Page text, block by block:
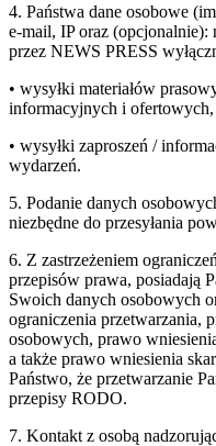
4. Państwa dane osobowe
e-mail, IP oraz
przez NEWS PRESS
• wysyłki materiałów
informacyjnych i ofertowych,
• wysyłki zaproszeń /
wydarzeń.
5. Podanie danych
niezbędne do przesyłania
6. Z zastrzeżeniem
przepisów prawa, posiadają
Swoich danych osobowych
ograniczenia przetwarzania,
osobowych, prawo
a także prawo wniesienia
Państwo, że przetwarzanie
przepisy RODO.
7. Kontakt z osobą